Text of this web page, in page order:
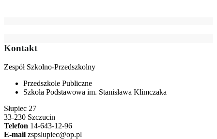
Kontakt
Zespół Szkolno-Przedszkolny
Przedszkole Publiczne
Szkoła Podstawowa im. Stanisława Klimczaka
Słupiec 27
33-230 Szczucin
Telefon 14-643-12-96
E-mail zspslupiec@op.pl